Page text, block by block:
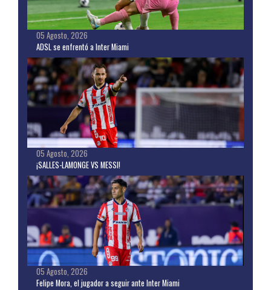
05 Agosto, 2026
ADSL se enfrentó a Inter Miami
05 Agosto, 2026
¡SALLES-LAMONGE VS MESSI!
05 Agosto, 2026
Felipe Mora, el jugador a seguir ante Inter Miami